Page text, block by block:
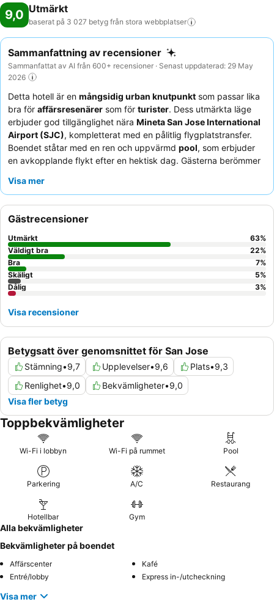
9,0 Utmärkt
baserat på 3 027 betyg från stora webbplatser
Sammanfattning av recensioner
Sammanfattat av AI från 600+ recensioner · Senast uppdaterad: 29 May
2026
Detta hotell är en mångsidig urban knutpunkt som passar lika
bra för affärsresenärer som för turister. Dess utmärkta läge
erbjuder god tillgänglighet nära Mineta San Jose International
Airport (SJC), kompletterat med en pålitlig flygplatstransfer.
Boendet ståtar med en ren och uppvärmd pool, som erbjuder
en avkopplande flykt efter en hektisk dag. Gästerna berömmer
den omfattande, läckra
trädgården.
Visa mer
Betygsatt över genomsnittet för San Jose
Stämning•9,7 Upplevelser•9,6 Plats•9,3
Renlighet•9,0 Bekvämligheter•9,0
Visa fler betyg
Gästrecensioner
Utmärkt 63%
Väldigt bra
22%
Bra
7%
Skäligt
5%
Dålig
3%
Visa recensioner
Toppbekvämligheter
Wi-Fi i lobbyn Wi-Fi på rummet Pool
Parkering A/C Restaurang
Hotellbar Gym
Alla bekvämligheter
Bekvämligheter på boendet
Affärscenter
Kafé
Entré/lobby
Express in-/utcheckning
Visa mer